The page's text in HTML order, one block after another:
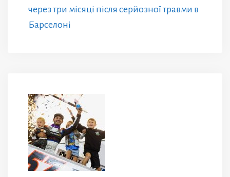
через три місяці після серйозної травми в
Барселоні